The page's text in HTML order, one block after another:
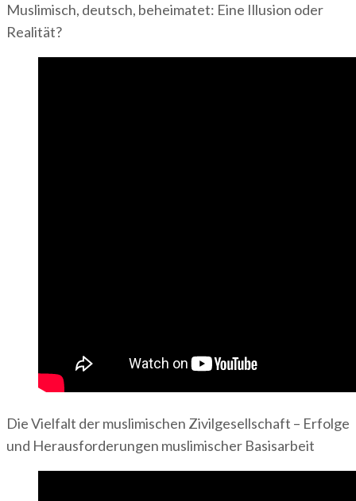
Muslimisch, deutsch, beheimatet: Eine Illusion oder
Realität?
Die Vielfalt der muslimischen Zivilgesellschaft – Erfolge
und Herausforderungen muslimischer Basisarbeit